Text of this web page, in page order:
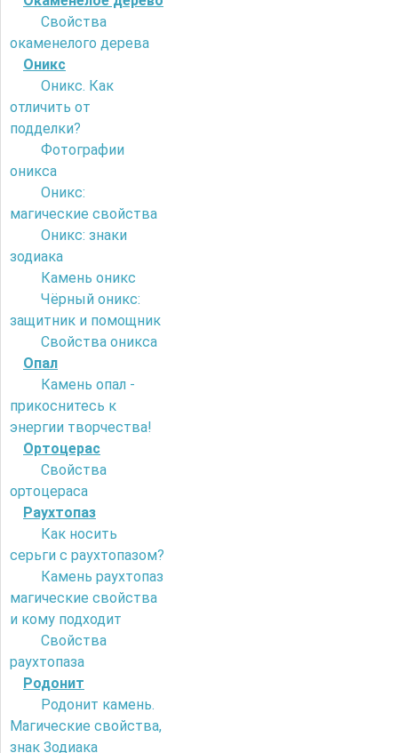
Свойства
окаменелого дерева
Оникс
Оникс. Как
отличить от
подделки?
Фотографии
оникса
Оникс:
магические свойства
Оникс: знаки
зодиака
Камень оникс
Чёрный оникс:
защитник и помощник
Свойства оникса
Опал
Камень опал -
прикоснитесь к
энергии творчества!
Ортоцерас
Свойства
ортоцераса
Раухтопаз
Как носить
серьги с раухтопазом?
Камень раухтопаз
магические свойства
и кому подходит
Свойства
раухтопаза
Родонит
Родонит камень.
Магические свойства,
знак Зодиака